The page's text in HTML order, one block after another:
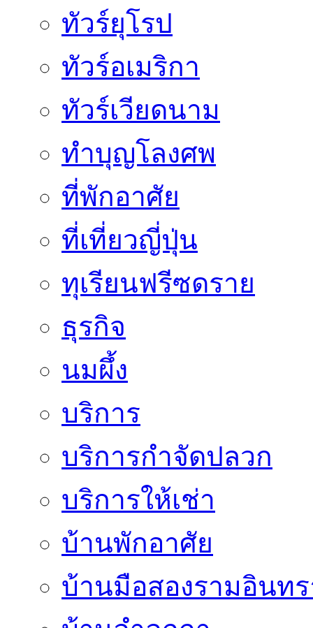
ทัวร์ยุโรป
ทัวร์อเมริกา
ทัวร์เวียดนาม
ทำบุญโลงศพ
ที่พักอาศัย
ที่เที่ยวญี่ปุ่น
ทุเรียนฟรีซดราย
ธุรกิจ
นมผึ้ง
บริการ
บริการกำจัดปลวก
บริการให้เช่า
บ้านพักอาศัย
บ้านมือสองรามอินท